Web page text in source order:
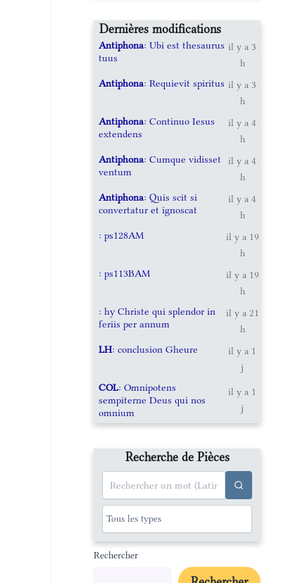
Dernières modifications
Antiphona: Ubi est thesaurus
tuus
il y a 3
h
Antiphona: Requievit spiritus il y a 3
h
Antiphona: Continuo Iesus
extendens
il y a 4
h
Antiphona: Cumque vidisset
ventum
il y a 4
h
Antiphona: Quis scit si
convertatur et ignoscat
il y a 4
h
: ps128AM
il y a 19
h
: ps113BAM
il y a 19
h
: hy Christe qui splendor in
feriis per annum
il y a 21
h
LH: conclusion Gheure
il y a 1
j
COL: Omnipotens
sempiterne Deus qui nos
omnium
il y a 1
j
Recherche de Pièces
Rechercher